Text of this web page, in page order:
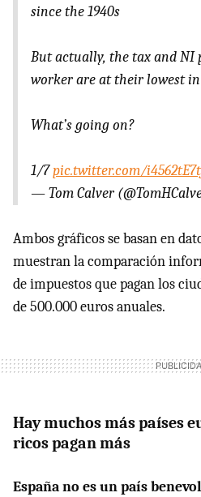
since the 1940s
But actually, the tax and NI
worker are at their lowest in
What’s going on?
1/7pic.twitter.com/
— Tom Calver
Ambos gráficos se basan en
muestran la comparación
de impuestos que pagan los
de 500.000 euros anuales.
Hay muchos más países
ricos pagan más
España no es un país